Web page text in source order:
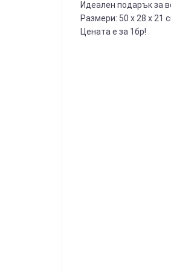
Идеален подарък за
Размери: 50 х 28 х 21
Цената е за 1бр!